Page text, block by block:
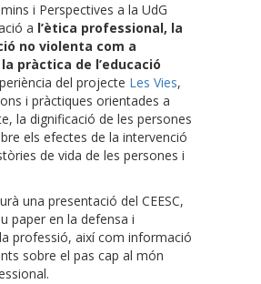
i Perspectives a la UdG
a l’ètica professional, la
no violenta com a
pràctica de l’educació
del projecte Les Vies,
i pràctiques orientades a
la dignificació de les persones
els efectes de la intervenció
de vida de les persones i
una presentació del CEESC,
paper en la defensa i
professió, així com informació
sobre el pas cap al món